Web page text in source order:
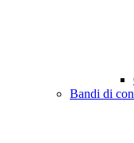
Bandi di